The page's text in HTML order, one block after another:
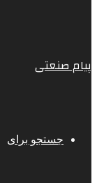
پیام صنعتی
جستجو برای